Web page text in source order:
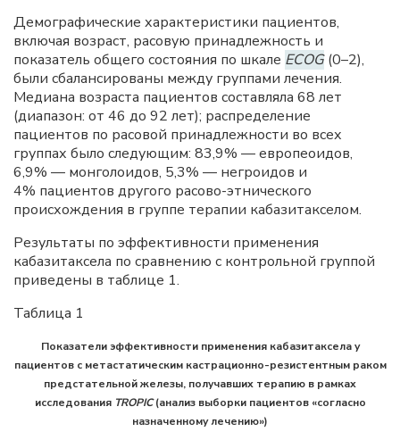
Демографические характеристики пациентов,
включая возраст, расовую принадлежность и
показатель общего состояния по шкале ECOG(0–2),
были сбалансированы между группами лечения.
Медиана возраста пациентов составляла 68 лет
(диапазон: от 46 до 92 лет); распределение
пациентов по расовой принадлежности во всех
группах было следующим: 83,9% — европеоидов,
6,9% — монголоидов, 5,3% — негроидов и
4% пациентов другого расово-этнического
происхождения в группе терапии кабазитакселом.
Результаты по эффективности применения
кабазитаксела по сравнению с контрольной группой
приведены в таблице 1.
Таблица 1
Показатели эффективности применения кабазитаксела у
пациентов с метастатическим кастрационно-резистентным раком
предстательной железы, получавших терапию в рамках
исследования TROPIC(анализ выборки пациентов «согласно
назначенному лечению»)